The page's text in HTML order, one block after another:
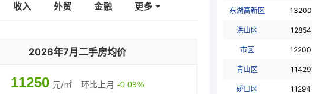
收入 外贸 金融 更多
2026年7月二手房均价
11250 元/㎡ 环比上月 -0.09%
东湖高新区 13200
洪山区 12854
市区 12200
青山区 11429
硚口区 11294